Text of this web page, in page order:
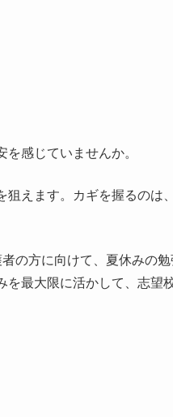
感じていませんか。
えます。カギを握るのは
の方に向けて、夏休みの
最大限に活かして、志望